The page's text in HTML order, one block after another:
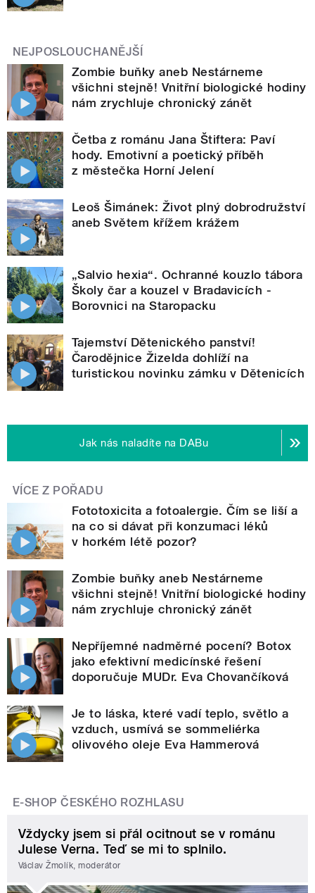
NEJPOSLOUCHANĚJŠÍ
Zombie buňky aneb Nestárneme
všichni stejně! Vnitřní biologické hodiny
nám zrychluje chronický zánět
Četba z románu Jana Štiftera: Paví
hody. Emotivní a poetický příběh
z městečka Horní Jelení
Leoš Šimánek: Život plný dobrodružství
aneb Světem křížem krážem
„Salvio hexia“. Ochranné kouzlo tábora
Školy čar a kouzel v Bradavicích -
Borovnici na Staropacku
Tajemství Dětenického panství!
Čarodějnice Žizelda dohlíží na
turistickou novinku zámku v Dětenicích
Jak nás naladíte na DABu
VÍCE Z POŘADU
Fototoxicita a fotoalergie. Čím se liší a
na co si dávat při konzumaci léků
v horkém létě pozor?
Zombie buňky aneb Nestárneme
všichni stejně! Vnitřní biologické hodiny
nám zrychluje chronický zánět
Nepříjemné nadměrné pocení? Botox
jako efektivní medicínské řešení
doporučuje MUDr. Eva Chovančíková
Je to láska, které vadí teplo, světlo a
vzduch, usmívá se sommeliérka
olivového oleje Eva Hammerová
E-SHOP ČESKÉHO ROZHLASU
Vždycky jsem si přál ocitnout se v románu
Julese Verna. Teď se mi to splnilo.
Václav Žmolík, moderátor